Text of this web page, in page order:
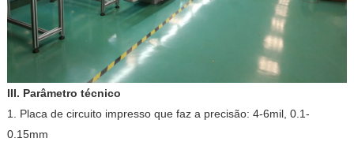
III. Parâmetro técnico
1. Placa de circuito impresso que faz a precisão: 4-6mil, 0.1-
0.15mm